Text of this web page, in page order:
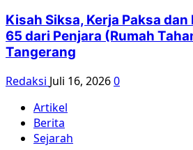
Kisah Siksa, Kerja Paksa
65 dari Penjara (Rumah
Tangerang
Redaksi Juli 16, 20260
Artikel
Berita
Sejarah